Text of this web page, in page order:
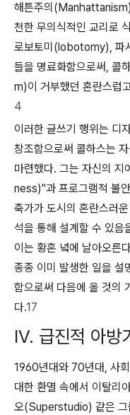
해튼주의
천한 무의식적인 교리로
로보토미(lobotomy), 파
들을 명료화함으로써, 콜
m)이 거부했던 혼란스럽
4
이러한 글쓰기 행위는 디
창조함으로써 콜하스는
마련했다. 그는 자신의
ness)"과 프로그램적 불안
축가가 도시의 혼란스러
석을 통해 설계 할 수 있음
이는 황혼 녘에 날아오른
종종 이미 발생한 일을 설
함으로써 다음에 올 것의
다.17
IV. 급진적 아방
1960년대와 70년대, 사
대한 환멸 속에서 이탈리
오(Superstudio) 같은 그